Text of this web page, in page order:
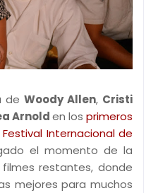
de Woody Allen, Cristi
Arnolden los primeros
Internacional de
el momento de la
restantes, donde
mejores para muchos